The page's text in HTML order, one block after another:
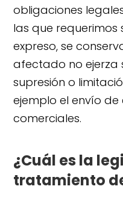
obligaciones
las que requerimos
expreso, se
afectado no ejerza
supresión o
ejemplo el envío
comerciales.
¿Cuál es la
tratamiento